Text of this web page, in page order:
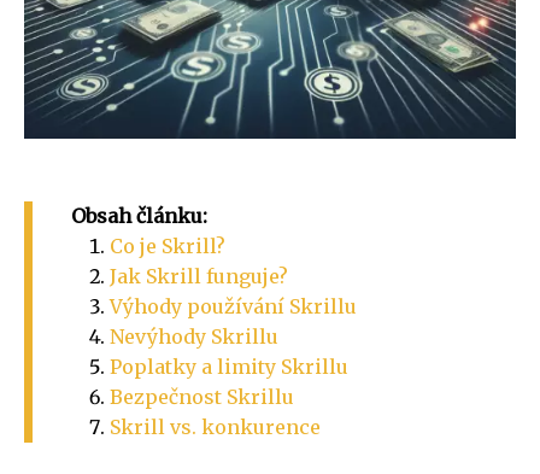
Obsah článku:
Co je Skrill?
Jak Skrill funguje?
Výhody používání Skrillu
Nevýhody Skrillu
Poplatky a limity Skrillu
Bezpečnost Skrillu
Skrill vs. konkurence